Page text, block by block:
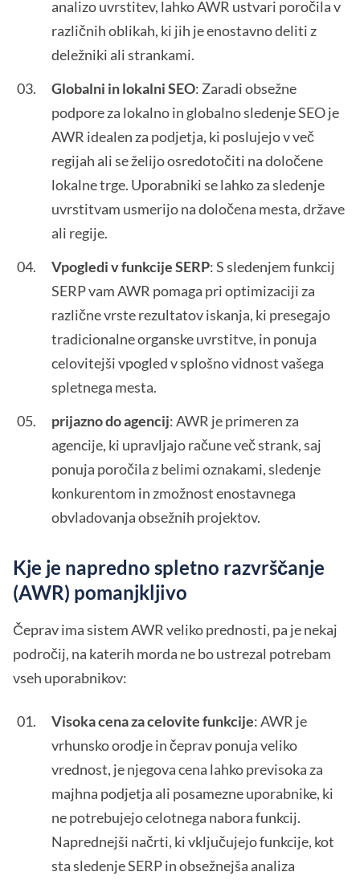
analizo uvrstitev, lahko AWR ustvari poročila v
različnih oblikah, ki jih je enostavno deliti z
deležniki ali strankami.
Globalni in lokalni SEO: Zaradi obsežne
podpore za lokalno in globalno sledenje SEO je
AWR idealen za podjetja, ki poslujejo v več
regijah ali se želijo osredotočiti na določene
lokalne trge. Uporabniki se lahko za sledenje
uvrstitvam usmerijo na določena mesta, države
ali regije.
Vpogledi v funkcije SERP: S sledenjem funkcij
SERP vam AWR pomaga pri optimizaciji za
različne vrste rezultatov iskanja, ki presegajo
tradicionalne organske uvrstitve, in ponuja
celovitejši vpogled v splošno vidnost vašega
spletnega mesta.
prijazno do agencij: AWR je primeren za
agencije, ki upravljajo račune več strank, saj
ponuja poročila z belimi oznakami, sledenje
konkurentom in zmožnost enostavnega
obvladovanja obsežnih projektov.
Kje je napredno spletno razvrščanje
(AWR) pomanjkljivo
Čeprav ima sistem AWR veliko prednosti, pa je nekaj
področij, na katerih morda ne bo ustrezal potrebam
vseh uporabnikov:
Visoka cena za celovite funkcije: AWR je
vrhunsko orodje in čeprav ponuja veliko
vrednost, je njegova cena lahko previsoka za
majhna podjetja ali posamezne uporabnike, ki
ne potrebujejo celotnega nabora funkcij.
Naprednejši načrti, ki vključujejo funkcije, kot
sta sledenje SERP in obsežnejša analiza